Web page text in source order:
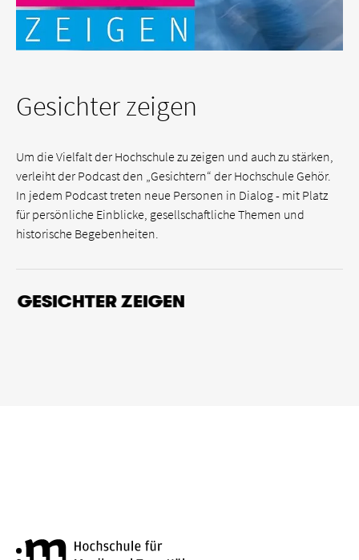
Gesichter zeigen
Um die Vielfalt der Hochschule zu zeigen und auch zu stärken,
verleiht der Podcast den „Gesichtern“ der Hochschule Gehör.
In jedem Podcast treten neue Personen in Dialog - mit Platz
für persönliche Einblicke, gesellschaftliche Themen und
historische Begebenheiten.
GESICHTER ZEIGEN